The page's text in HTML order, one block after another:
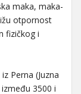
maka, maka-
otpornost
fizičkog i
Perna (Juzna
3500 i